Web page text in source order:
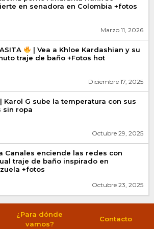
en senadora en Colombia +fotos
Marzo 11, 2026
| Vea a Khloe Kardashian y su
traje de baño +Fotos hot
Diciembre 17, 2025
| Karol G sube la temperatura con sus
sin ropa
Octubre 29, 2025
Canales enciende las redes con
traje de baño inspirado en
+fotos
Octubre 23, 2025
¿Para dónde
vamos?
Contacto